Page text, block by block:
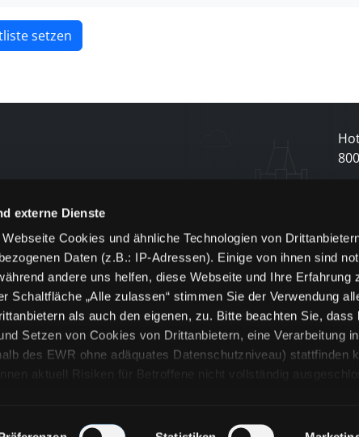
externe Dienste
Cookies und ähnliche Technologien von
Daten (z.B.: IP-Adressen). Einige von ihnen sind
andere uns helfen, diese Webseite und Ihre Erfahrung
Schaltfläche „Alle zulassen“ stimmen Sie der Verwendung
als auch den eigenen, zu. Bitte beachten Sie, dass
Setzen von Cookies von Drittanbietern, eine Verarbeitung
des EWR ohne adäquates Datenschutzniveau) stattfinden
aktuell Risiken für Betroffene nicht vollständig
zu den verschiedenen Kategorien von Cookies
setzen
800